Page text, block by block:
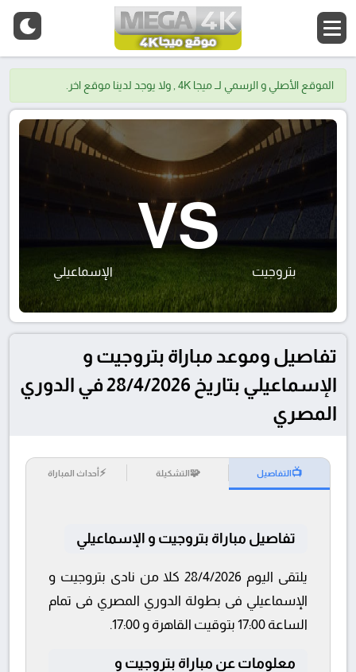
الموقع الأصلي و الرسمي لــ ميجا 4K , ولا يوجد لدينا موقع اخر.
بتروجيت
VS
الإسماعيلي
تفاصيل وموعد مباراة بتروجيت و
الإسماعيلي بتاريخ 28/4/2026 في الدوري
المصري
📺التفاصيل 🧩التشكيلة ⚡أحداث المباراة
تفاصيل مباراة بتروجيت و الإسماعيلي
يلتقى اليوم 28/4/2026 كلا من نادى بتروجيت و
الإسماعيلي فى بطولة الدوري المصري فى تمام
الساعة 17:00 بتوقيت القاهرة و 17:00.
معلومات عن مباراة بتروجيت و